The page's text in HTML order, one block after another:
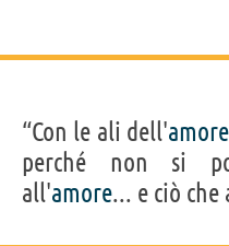
“Con le ali dell'amore
perché non si
all'amore... e ciò che